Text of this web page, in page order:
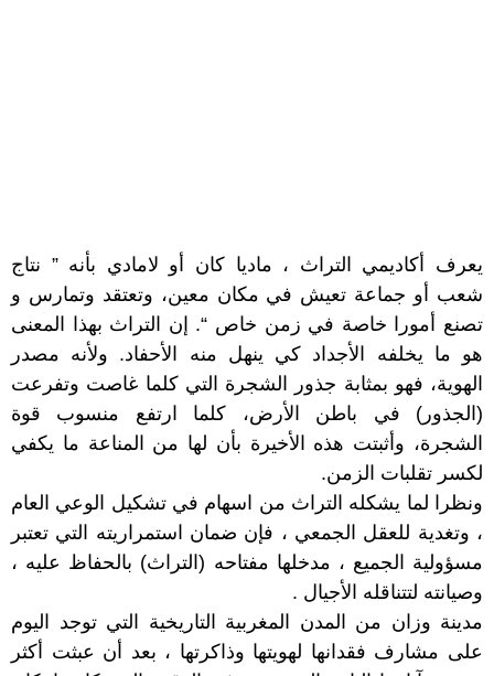
يعرف أكاديمي التراث ، ماديا كان أو لامادي بأنه ” نتاج
شعب أو جماعة تعيش في مكان معين، وتعتقد وتمارس و
تصنع أمورا خاصة في زمن خاص “. إن التراث بهذا المعنى
هو ما يخلفه الأجداد كي ينهل منه الأحفاد. ولأنه مصدر
الهوية، فهو بمثابة جذور الشجرة التي كلما غاصت وتفرعت
(الجذور) في باطن الأرض، كلما ارتفع منسوب قوة
الشجرة، وأثبتت هذه الأخيرة بأن لها من المناعة ما يكفي
لكسر تقلبات الزمن.
ونظرا لما يشكله التراث من اسهام في تشكيل الوعي العام
، وتغدية للعقل الجمعي ، فإن ضمان استمراريته التي تعتبر
مسؤولية الجميع ، مدخلها مفتاحه (التراث) بالحفاظ عليه ،
وصيانته لتتناقله الأجيال .
مدينة وزان من المدن المغربية التاريخية التي توجد اليوم
على مشارف فقدانها لهويتها وذاكرتها ، بعد أن عبثت أكثر